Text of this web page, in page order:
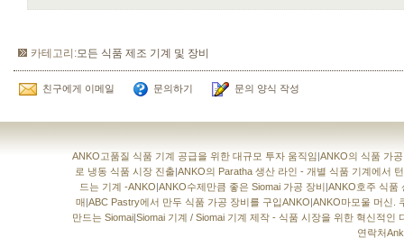
카테고리:모든 식품 제조 기계 및 장비
친구에게 이메일 문의하기 문의 양식 작성
ANKO고품질 식품 기계 공급을 위한 대규모 투자 움직임|ANKO의 식품 가
로 냉동 식품 시장 진출|ANKO의 Paratha 생산 라인 - 개별 식품 기계에서
드는 기계 -ANKO|ANKO수제만큼 좋은 Siomai 가공 장비|ANKO호주 식품
매|ABC Pastry에서 만두 식품 가공 장비를 구입ANKO|ANKO마모울 머신.
만드는 Siomai|Siomai 기계 / Siomai 기계 제작 - 식품 시장을 위한 혁신적인
연락처